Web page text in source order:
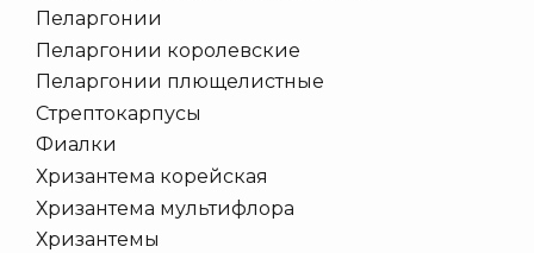
Пеларгонии
Пеларгонии королевские
Пеларгонии плющелистные
Стрептокарпусы
Фиалки
Хризантема корейская
Хризантема мультифлора
Хризантемы